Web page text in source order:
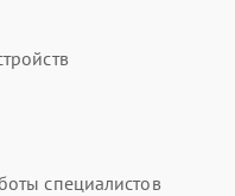
специалистов